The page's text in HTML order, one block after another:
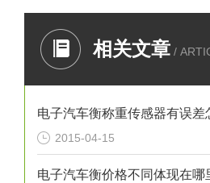
相关文章 /
电子汽车衡称重传感器有误差
2015-04-15
电子汽车衡价格不同体现在哪